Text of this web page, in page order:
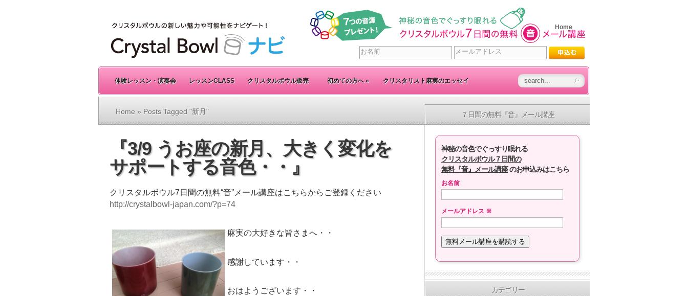
Home
体験レッスン・演奏会 レッスンCLASS クリスタルボウル販売 初めての方へ» クリスタリスト麻実のエッセイ
Home » Posts Tagged "新月"
『3/9 うお座の新月、大きく変化を
サポートする音色・・』
クリスタルボウル7日間の無料“音”メール講座はこちらからご登録ください
http://crystalbowl-japan.com/?p=74
麻実の大好きな皆さまへ・・
感謝しています・・
おはようございます・・
７日間の無料『音』メール講座
神秘の音色でぐっすり眠れる
クリスタルボウル７日間の
無料『音』メール講座のお申込みはこちら
お名前
メールアドレス ※
カテゴリー